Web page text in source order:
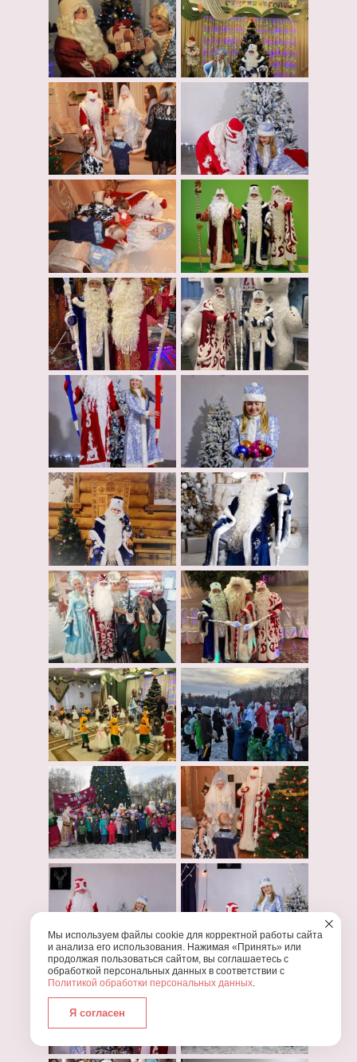
Мы используем файлы cookie для корректной работы сайта
и анализа его использования. Нажимая «Принять» или
продолжая пользоваться сайтом, вы соглашаетесь с
обработкой персональных данных в соответствии с
Политикой обработки персональных данных.
Я согласен